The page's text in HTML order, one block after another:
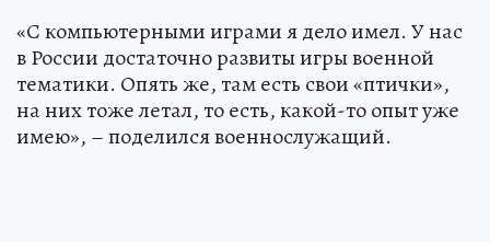
«С компьютерными играми я дело имел. У нас
в России достаточно развиты игры военной
тематики. Опять же, там есть свои «птички»,
на них тоже летал, то есть, какой-то опыт уже
имею», – поделился военнослужащий.